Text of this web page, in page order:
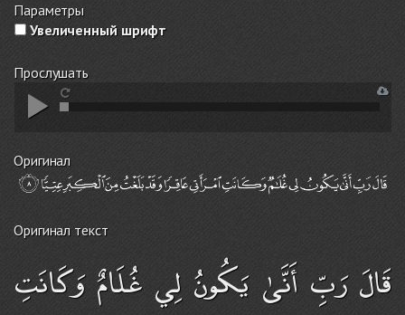
Параметры
Увеличенный шрифт
Прослушать
Оригинал
Оригинал текст
قَالَ رَبِّ أَنَّىٰ يَكُونُ لِي غُلَامٌ وَكَانَتِ